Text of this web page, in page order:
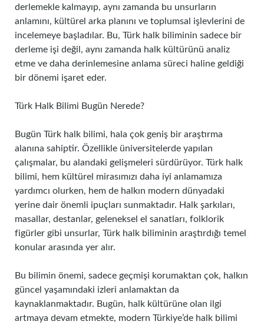
derlemekle kalmayıp, aynı zamanda bu unsurların
anlamını, kültürel arka planını ve toplumsal işlevlerini de
incelemeye başladılar. Bu, Türk halk biliminin sadece bir
derleme işi değil, aynı zamanda halk kültürünü analiz
etme ve daha derinlemesine anlama süreci haline geldiği
bir dönemi işaret eder.
Türk Halk Bilimi Bugün Nerede?
Bugün Türk halk bilimi, hala çok geniş bir araştırma
alanına sahiptir. Özellikle üniversitelerde yapılan
çalışmalar, bu alandaki gelişmeleri sürdürüyor. Türk halk
bilimi, hem kültürel mirasımızı daha iyi anlamamıza
yardımcı olurken, hem de halkın modern dünyadaki
yerine dair önemli ipuçları sunmaktadır. Halk şarkıları,
masallar, destanlar, geleneksel el sanatları, folklorik
figürler gibi unsurlar, Türk halk biliminin araştırdığı temel
konular arasında yer alır.
Bu bilimin önemi, sadece geçmişi korumaktan çok, halkın
güncel yaşamındaki izleri anlamaktan da
kaynaklanmaktadır. Bugün, halk kültürüne olan ilgi
artmaya devam etmekte, modern Türkiye’de halk bilimi